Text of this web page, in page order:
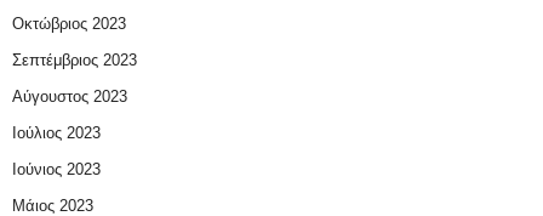
Οκτώβριος 2023
Σεπτέμβριος 2023
Αύγουστος 2023
Ιούλιος 2023
Ιούνιος 2023
Μάιος 2023